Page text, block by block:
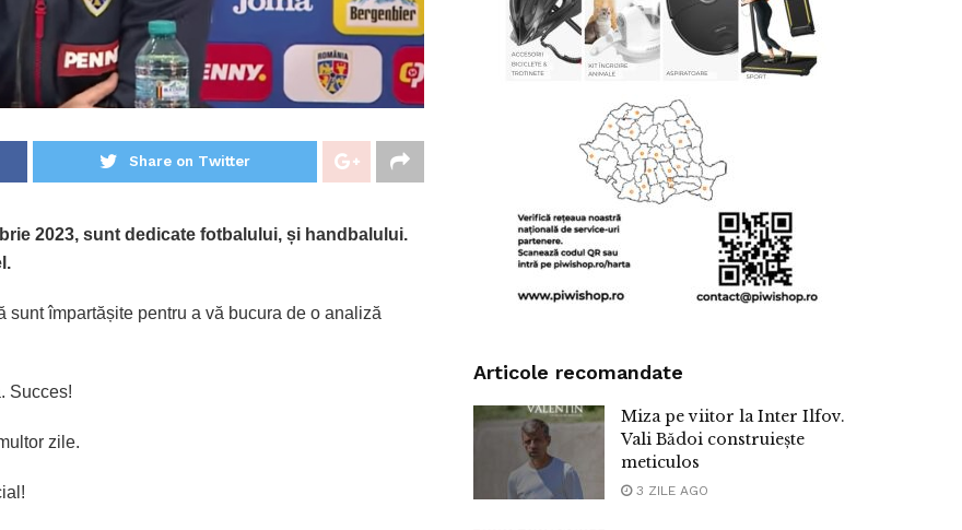
Share on Twitter
2023, sunt dedicate fotbalului, și handbalului.
împartășite pentru a vă bucura de o analiză
Succes!
zile.
Articole recomandate
Miza pe viitor la Inter Ilfov.
Vali Bădoi construiește
meticulos
3 ZILE AGO